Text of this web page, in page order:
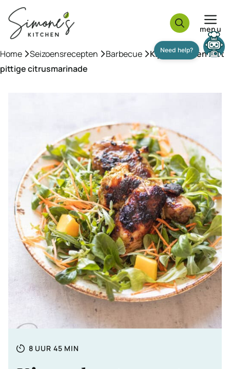
naar
inhoud
menu
Home »Seizoensrecepten »Barbecue »Kippenbouten met
pittige citrusmarinade
Totale
8 UUR
UUR 45MINUTEN
MIN